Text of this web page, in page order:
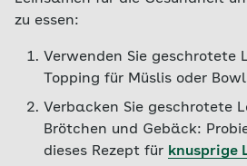
zu essen:
Verwenden Sie geschrotete
Topping für Müslis oder
Verbacken Sie geschrotete
Brötchen und Gebäck:
dieses Rezept für knusprige